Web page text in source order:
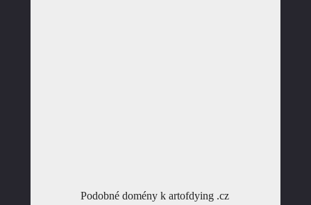
Podobné domény k artofdying .cz